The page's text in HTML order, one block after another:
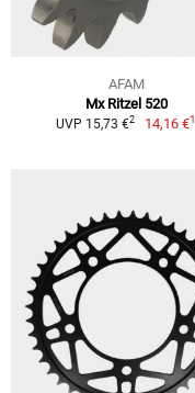
AFAM
Mx Ritzel 520
UVP 15,73 €2 14,16 €1